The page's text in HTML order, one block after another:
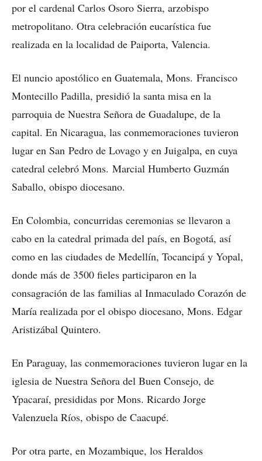
por el cardenal Carlos Osoro Sierra, arzobispo
metropolitano. Otra celebración eucarística fue
realizada en la localidad de Paiporta, Valencia.
El nuncio apostólico en Guatemala, Mons. Francisco
Montecillo Padilla, presidió la santa misa en la
parroquia de Nuestra Señora de Guadalupe, de la
capital. En Nicaragua, las conmemoraciones tuvieron
lugar en San Pedro de Lovago y en Juigalpa, en cuya
catedral celebró Mons. Marcial Humberto Guzmán
Saballo, obispo diocesano.
En Colombia, concurridas ceremonias se llevaron a
cabo en la catedral primada del país, en Bogotá, así
como en las ciudades de Medellín, Tocancipá y Yopal,
donde más de 3500 fieles participaron en la
consagración de las familias al Inmaculado Corazón de
María realizada por el obispo diocesano, Mons. Edgar
Aristizábal Quintero.
En Paraguay, las conmemoraciones tuvieron lugar en la
iglesia de Nuestra Señora del Buen Consejo, de
Ypacaraí, presididas por Mons. Ricardo Jorge
Valenzuela Ríos, obispo de Caacupé.
Por otra parte, en Mozambique, los Heraldos